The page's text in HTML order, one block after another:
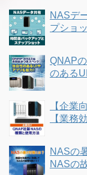
NASデ
プショ
QNAP
のある
【企業
【業務
NASの
NASの